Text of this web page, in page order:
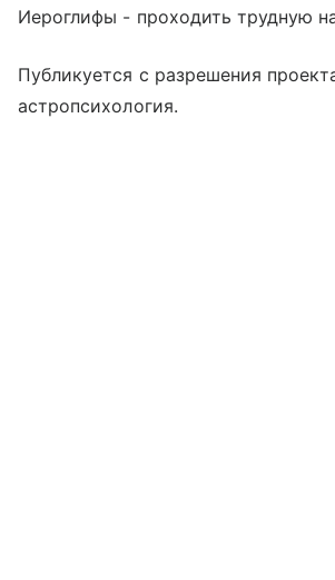
Иероглифы - проходить трудную
Публикуется с разрешения
астропсихология.